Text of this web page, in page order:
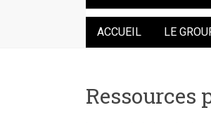
ACCUEIL LE
Ressources